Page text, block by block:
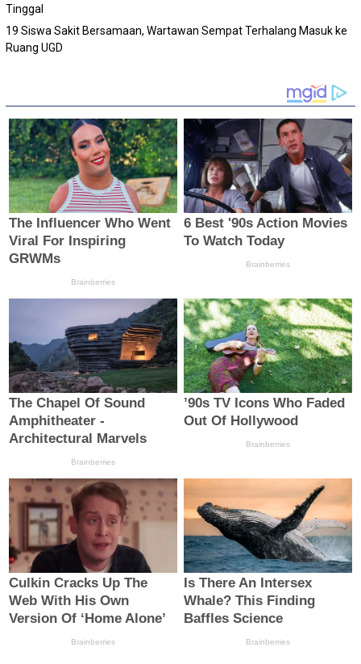
Tinggal
19 Siswa Sakit Bersamaan, Wartawan Sempat Terhalang Masuk ke
Ruang UGD